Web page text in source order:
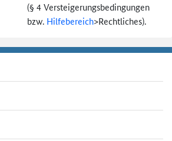
(§ 4 Versteigerungs­bedingungen
bzw. Hilfebereich>Rechtliches).